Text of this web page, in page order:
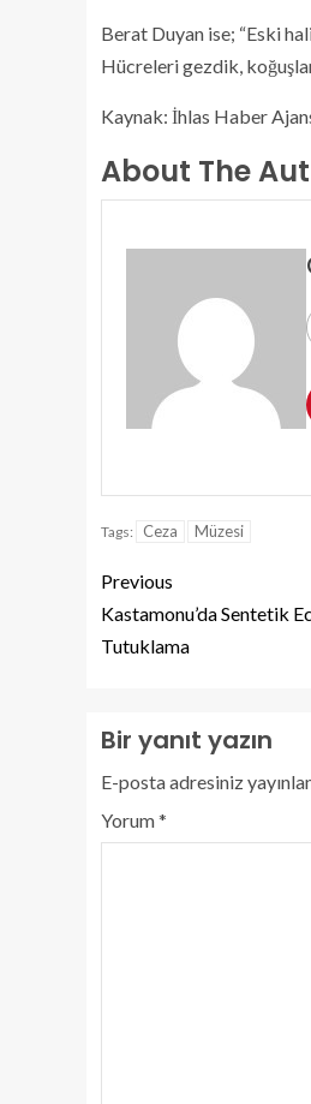
Berat Duyan ise; “Eski
Hücreleri gezdik,
Kaynak: İhlas Haber
About The
Tags: Ceza Müzesi
Previous
Kastamonu’da Sentetik
Tutuklama
Bir yanıt yazın
E-posta adresiniz
Yorum*